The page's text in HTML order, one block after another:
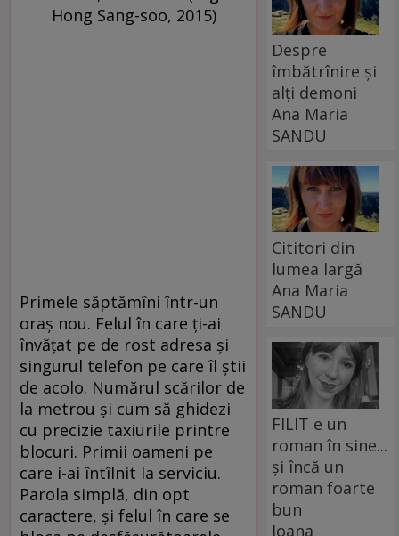
Hong Sang-soo, 2015)
Primele săptămîni într-un
oraș nou. Felul în care ți-ai
învățat pe de rost adresa și
singurul telefon pe care îl știi
de acolo. Numărul scărilor de
la metrou și cum să ghidezi
cu precizie taxiurile printre
blocuri. Primii oameni pe
care i-ai întîlnit la serviciu.
Parola simplă, din opt
caractere, și felul în care se
Despre
îmbătrînire și
alți demoni
Ana Maria
SANDU
Cititori din
lumea largă
Ana Maria
SANDU
FILIT e un
roman în sine...
și încă un
roman foarte
bun
Ioana